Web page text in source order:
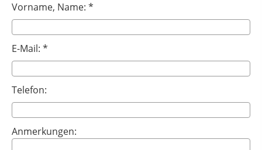
Vorname, Name: *
E-Mail: *
Telefon:
Anmerkungen: